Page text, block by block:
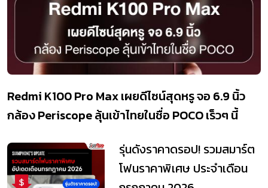
Redmi K100 Pro Max เผยดีไซน์สุดหรู จอ 6.9 นิ้ว
กล้อง Periscope ลุ้นเข้าไทยในชื่อ POCO เร็วๆ นี้
รุ่นดังราคาดรอป! รวมสมาร์ต
โฟนราคาพิเศษ ประจำเดือน